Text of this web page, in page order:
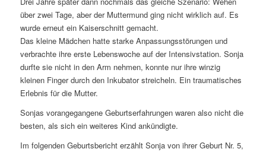
über zwei Tage, aber der Muttermund ging nicht wirklich auf. Es
wurde erneut ein Kaiserschnitt gemacht.
Das kleine Mädchen hatte starke Anpassungsstörungen und
verbrachte ihre erste Lebenswoche auf der Intensivstation. Sonja
durfte sie nicht in den Arm nehmen, konnte nur ihre winzig
kleinen Finger durch den Inkubator streicheln. Ein traumatisches
Erlebnis für die Mutter.
Sonjas vorangegangene Geburtserfahrungen waren also nicht die
besten, als sich ein weiteres Kind ankündigte.
Im folgenden Geburtsbericht erzählt Sonja von ihrer Geburt Nr. 5,